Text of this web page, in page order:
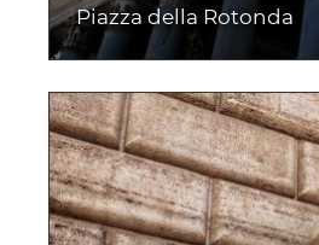
Piazza della Rotonda